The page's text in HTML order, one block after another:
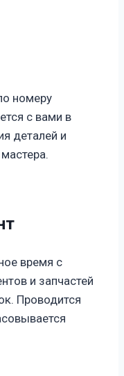
номеру
с вами в
деталей и
время с
и запчастей
Проводится